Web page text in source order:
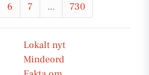
6 7 ... 730
Lokalt nyt
Mindeord